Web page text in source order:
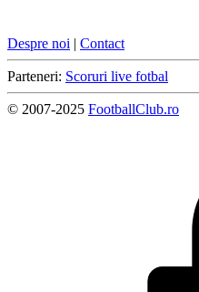
Despre noi | Contact
Parteneri: Scoruri live fotbal
© 2007-2025 FootballClub.ro